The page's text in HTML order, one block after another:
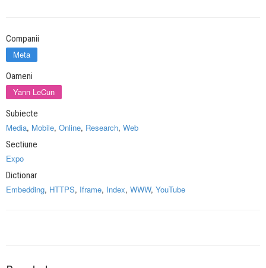
Companii
Meta
Oameni
Yann LeCun
Subiecte
Media, Mobile, Online, Research, Web
Sectiune
Expo
Dictionar
Embedding, HTTPS, Iframe, Index, WWW, YouTube